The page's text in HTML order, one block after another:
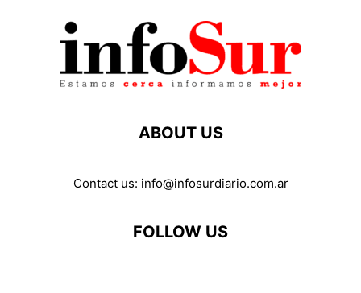
ABOUT US
Contact us: info@infosurdiario.com.ar
FOLLOW US